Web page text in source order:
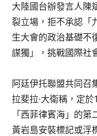
大陸國台辦發言人陳
裂立場，拒不承認「
生大會的政治基礎不
謀獨」，挑戰國際社
阿廷伊托聯盟共同召
拉斐拉·大衛稱，定
「西菲律賓海」的
黃岩島安裝標記或浮